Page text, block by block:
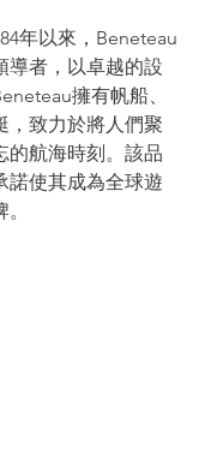
年以來，Beneteau
導者，以卓越的設
擁有帆船、
，致力於將人們聚
的航海時刻。該品
諾使其成為全球遊